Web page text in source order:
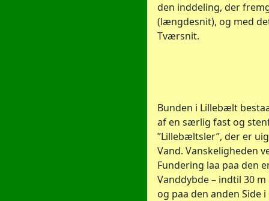
den inddeling, der
(længdesnit), og med
Tværsnit.
Bunden i Lillebælt
af en særlig fast og
”Lillebæltsler”, der er
Vand. Vanskeligheden
Fundering laa paa den
Vanddybde – indtil 30 m
og paa den anden Side